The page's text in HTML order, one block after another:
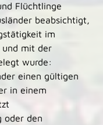
Flüchtlinge
beabsichtigt,
im
und mit der
wurde:
einen gültigen
in einem
oder den